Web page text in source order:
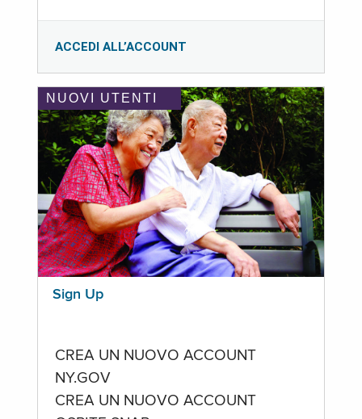
ACCEDI ALL’ACCOUNT
NUOVI UTENTI
Sign Up
CREA UN NUOVO ACCOUNT
NY.GOV
CREA UN NUOVO ACCOUNT